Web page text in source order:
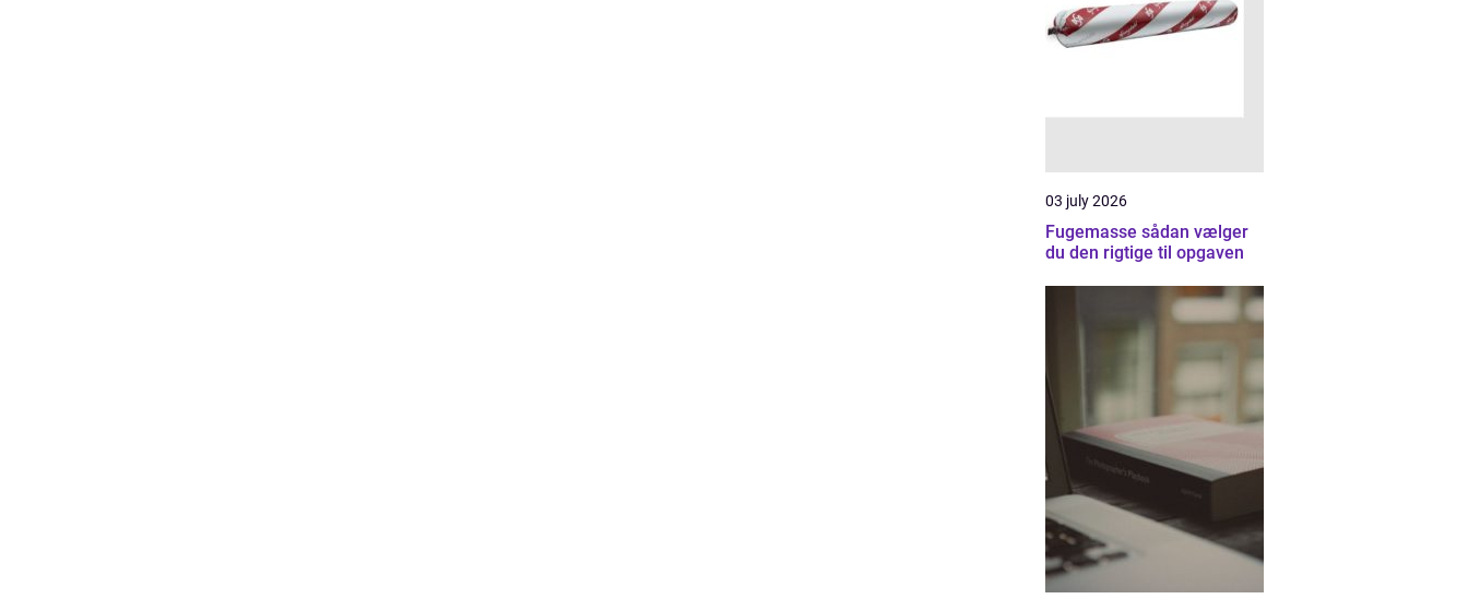
03 july 2026
Fugemasse sådan vælger
du den rigtige til opgaven